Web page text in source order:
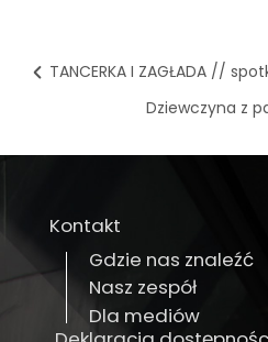
TANCERKA I ZAGŁADA //
Dziewczyna z
Kontakt
Gdzie nas znaleźć
Nasz zespół
Dla mediów